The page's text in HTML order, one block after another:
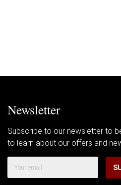
Newsletter
Subscribe to our newsletter to
to learn about our offers and